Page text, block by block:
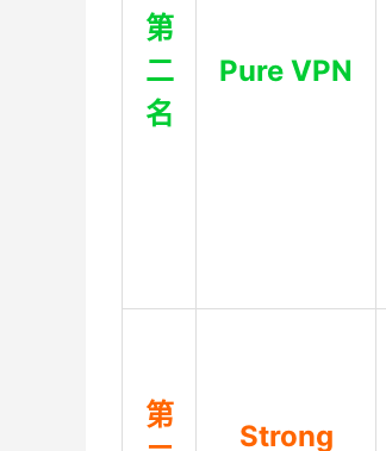
第
二
名
Pure VPN
第
Strong